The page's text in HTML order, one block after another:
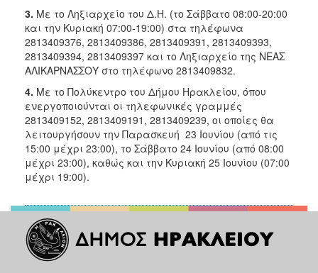
3. Με το Ληξιαρχείο του Δ.Η. (το Σάββατο 08:00-20:00
και την Κυριακή 07:00-19:00) στα τηλέφωνα
2813409376, 2813409386, 2813409391, 2813409393,
2813409394, 2813409397 και το Ληξιαρχείο της ΝΕΑΣ
ΑΛΙΚΑΡΝΑΣΣΟΥ στο τηλέφωνο 2813409832.
4. Με το Πολύκεντρο του Δήμου Ηρακλείου, όπου
ενεργοποιούνται οι τηλεφωνικές γραμμές
2813409152, 2813409191, 2813409239, οι οποίες θα
λειτουργήσουν την Παρασκευή 23 Ιουνίου (από τις
15:00 μέχρι 23:00), το Σάββατο 24 Ιουνίου (από 08:00
μέχρι 23:00), καθώς και την Κυριακή 25 Ιουνίου (07:00
μέχρι 19:00).